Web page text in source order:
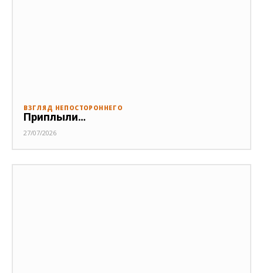
ВЗГЛЯД НЕПОСТОРОННЕГО
Приплыли…
27/07/2026